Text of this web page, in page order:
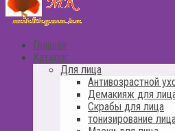
Главная
Каталог
Для лица
Антивозрастной
Демакияж для
Скрабы для лица
тонизирование